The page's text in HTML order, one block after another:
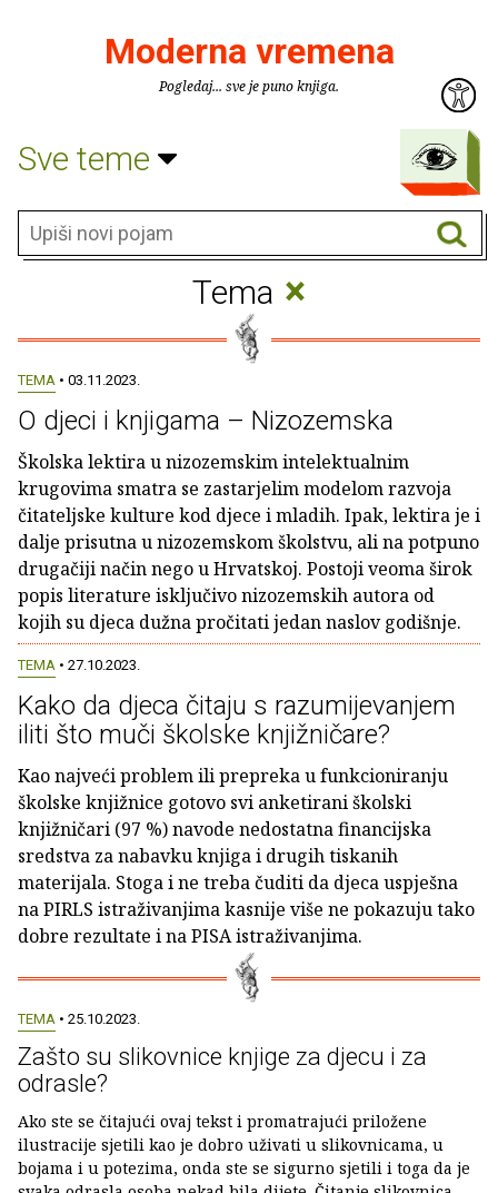
Moderna vremena
Pogledaj... sve je puno knjiga.
Sve teme
Tema ×
TEMA • 03.11.2023.
O djeci i knjigama – Nizozemska
Školska lektira u nizozemskim intelektualnim
krugovima smatra se zastarjelim modelom razvoja
čitateljske kulture kod djece i mladih. Ipak, lektira je i
dalje prisutna u nizozemskom školstvu, ali na potpuno
drugačiji način nego u Hrvatskoj. Postoji veoma širok
popis literature isključivo nizozemskih autora od
kojih su djeca dužna pročitati jedan naslov godišnje.
TEMA • 27.10.2023.
Kako da djeca čitaju s razumijevanjem
iliti što muči školske knjižničare?
Kao najveći problem ili prepreka u funkcioniranju
školske knjižnice gotovo svi anketirani školski
knjižničari (97 %) navode nedostatna financijska
sredstva za nabavku knjiga i drugih tiskanih
materijala. Stoga i ne treba čuditi da djeca uspješna
na PIRLS istraživanjima kasnije više ne pokazuju tako
dobre rezultate i na PISA istraživanjima.
TEMA • 25.10.2023.
Zašto su slikovnice knjige za djecu i za
odrasle?
Ako ste se čitajući ovaj tekst i promatrajući priložene
ilustracije sjetili kao je dobro uživati u slikovnicama, u
bojama i u potezima, onda ste se sigurno sjetili i toga da je